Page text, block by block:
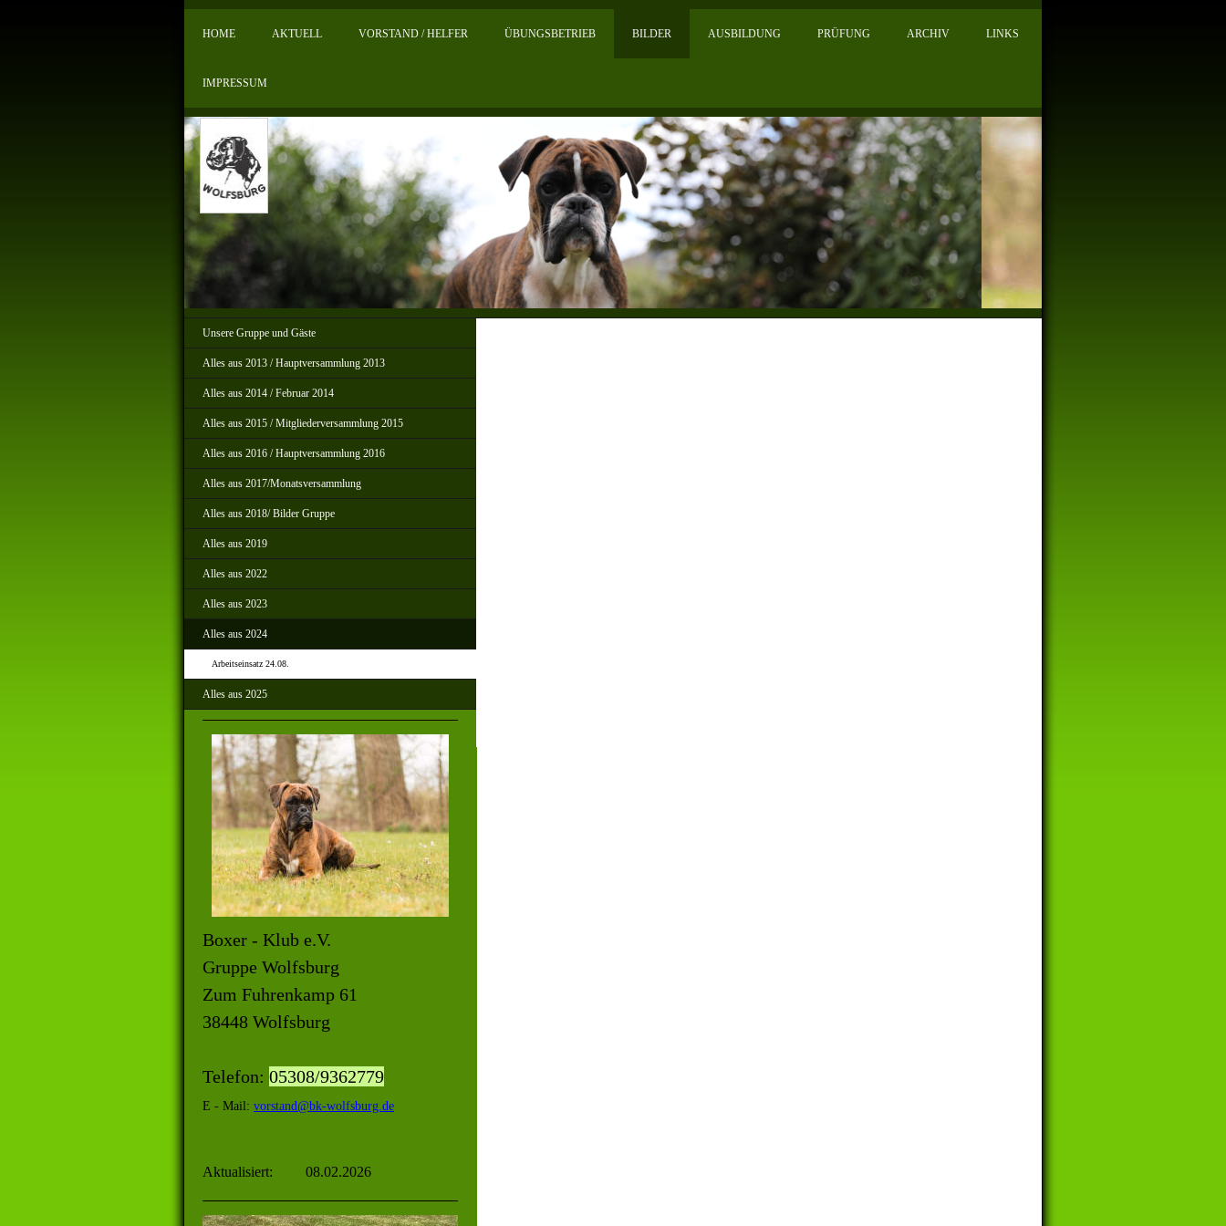
HOME AKTUELL VORSTAND / HELFER ÜBUNGSBETRIEB BILDER AUSBILDUNG PRÜFUNG ARCHIV LINKS
IMPRESSUM
Unsere Gruppe und Gäste
Alles aus 2013 / Hauptversammlung 2013
Alles aus 2014 / Februar 2014
Alles aus 2015 / Mitgliederversammlung 2015
Alles aus 2016 / Hauptversammlung 2016
Alles aus 2017/Monatsversammlung
Alles aus 2018/ Bilder Gruppe
Alles aus 2019
Alles aus 2022
Alles aus 2023
Alles aus 2024
Arbeitseinsatz 24.08.
Alles aus 2025
Boxer - Klub e.V.
Gruppe Wolfsburg
Zum Fuhrenkamp 61
38448 Wolfsburg
Telefon: 05308/9362779
E - Mail: vorstand@bk-wolfsburg.de
Aktualisiert: 08.02.2026